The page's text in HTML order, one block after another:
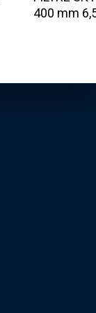
400 mm